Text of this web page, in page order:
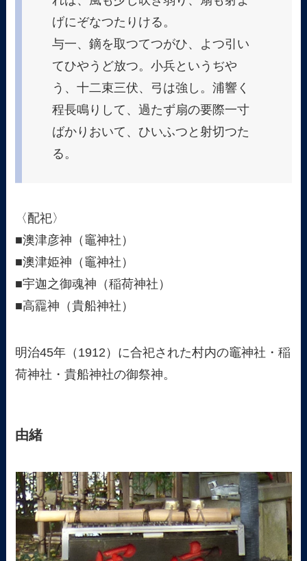
げにぞなつたりける。
与一、鏑を取つてつがひ、よつ引い
てひやうど放つ。小兵というぢや
う、十二束三伏、弓は強し。浦響く
程長鳴りして、過たず扇の要際一寸
ばかりおいて、ひいふつと射切つた
る。
〈配祀〉
■澳津彦神（竈神社）
■澳津姫神（竈神社）
■宇迦之御魂神（稲荷神社）
■高龗神（貴船神社）
明治45年（1912）に合祀された村内の竈神社・稲
荷神社・貴船神社の御祭神。
由緒